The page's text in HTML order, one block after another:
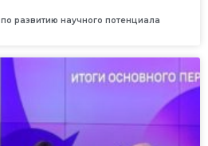
развитию научного потенциала